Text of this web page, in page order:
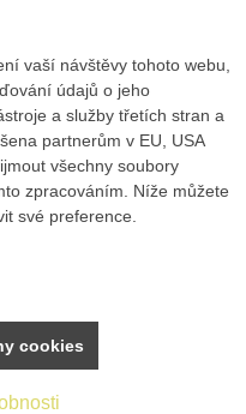
vaší návštěvy tohoto webu,
údajů o jeho
a služby třetích stran a
partnerům v EU, USA
všechny soubory
zpracováním. Níže můžete
své preference.
cookies